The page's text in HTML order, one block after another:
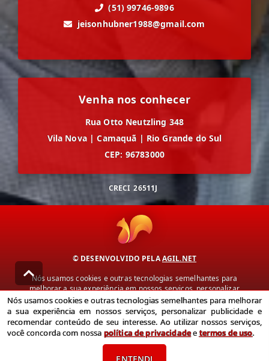
(51) 99746-9896
jeisonhubner1988@gmail.com
Venha nos conhecer
Rua Otto Neutzling 348
Vila Nova | Camaquã | Rio Grande do Sul
CEP: 96783000
CRECI 26511J
© DESENVOLVIDO PELAAGIL.NET
Nós usamos cookies e outras tecnologias semelhantes para
melhorar a sua experiência em nossos serviços, personalizar
publicidade e recomendar conteúdo de seu interesse. Ao utilizar
nossos serviços, você concorda com nossa política de privacidade e
termos de uso.
Política de Privacidade Termos de uso
Nós usamos cookies e outras tecnologias semelhantes para melhorar
a sua experiência em nossos serviços, personalizar publicidade e
recomendar conteúdo de seu interesse. Ao utilizar nossos serviços,
você concorda com nossa política de privacidadeetermos de uso.
ENTENDI